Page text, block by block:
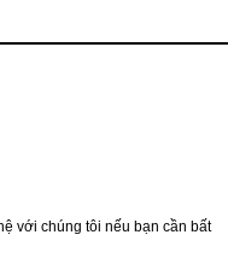
với chúng tôi nếu bạn cần bất